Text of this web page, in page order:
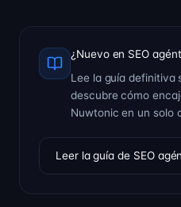
¿Nuevo en SEO
Lee la guía definitiva
descubre cómo
Nuwtonic en un solo
Leer la guía de SEO